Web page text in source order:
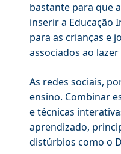
bastante para que
inserir a Educação
para as crianças e
associados ao
As redes sociais,
ensino. Combinar
e técnicas
aprendizado,
distúrbios como o